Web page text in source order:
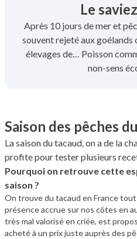
Le
Après 10 jours de mer et
souvent rejeté aux goélands
élevages de… Poisson
non-sens
Saison des pêches
La saison du tacaud, on a de la
profite pour tester plusieurs
Pourquoi on retrouve cette
saison ?
On trouve du tacaud en France tout
présence accrue sur nos côtes en
très mal valorisé en criée, est
acheté à un prix juste auprès des